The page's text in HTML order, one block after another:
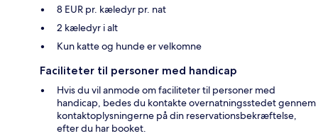
8 EUR pr. kæledyr pr. nat
2 kæledyr i alt
Kun katte og hunde er velkomne
Faciliteter til personer med handicap
Hvis du vil anmode om faciliteter til personer med
handicap, bedes du kontakte overnatningsstedet gennem
kontaktoplysningerne på din reservationsbekræftelse,
efter du har booket.